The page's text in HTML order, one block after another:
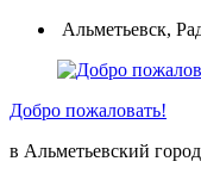
Перейти
содержимому
Альметьевск,
Добро пожаловать!
в Альметьевский